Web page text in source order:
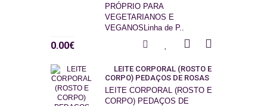
PRÓPRIO PARA
VEGETARIANOS E
VEGANOSLinha de P..
0.00€
LEITE CORPORAL (ROSTO E
CORPO) PEDAÇOS DE ROSAS
LEITE CORPORAL (ROSTO E
CORPO) PEDAÇOS DE